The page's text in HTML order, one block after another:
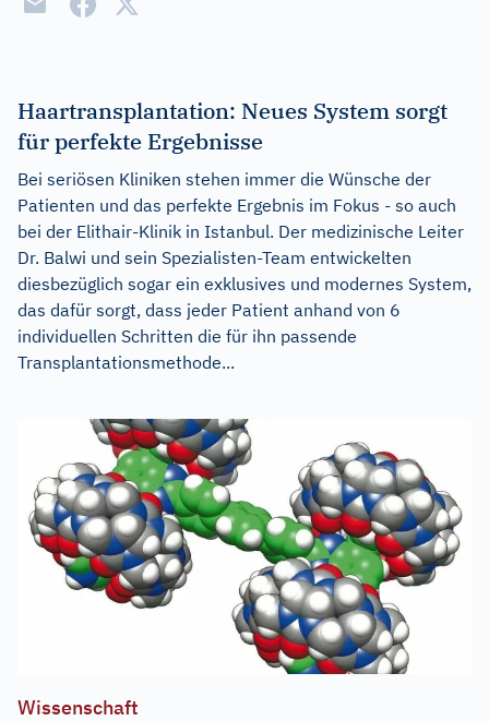
Haartransplantation: Neues System sorgt
für perfekte Ergebnisse
Bei seriösen Kliniken stehen immer die Wünsche der
Patienten und das perfekte Ergebnis im Fokus - so auch
bei der Elithair-Klinik in Istanbul. Der medizinische Leiter
Dr. Balwi und sein Spezialisten-Team entwickelten
diesbezüglich sogar ein exklusives und modernes System,
das dafür sorgt, dass jeder Patient anhand von 6
individuellen Schritten die für ihn passende
Transplantationsmethode...
Wissenschaft